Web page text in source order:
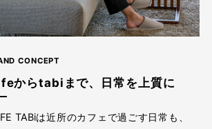
CONCEPT
からtabiまで、日常を上質に
TABiは近所のカフェで過ごす日常も、